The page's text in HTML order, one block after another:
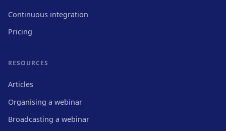
Continuous integration
Pricing
RESOURCES
Articles
Organising a webinar
Broadcasting a webinar